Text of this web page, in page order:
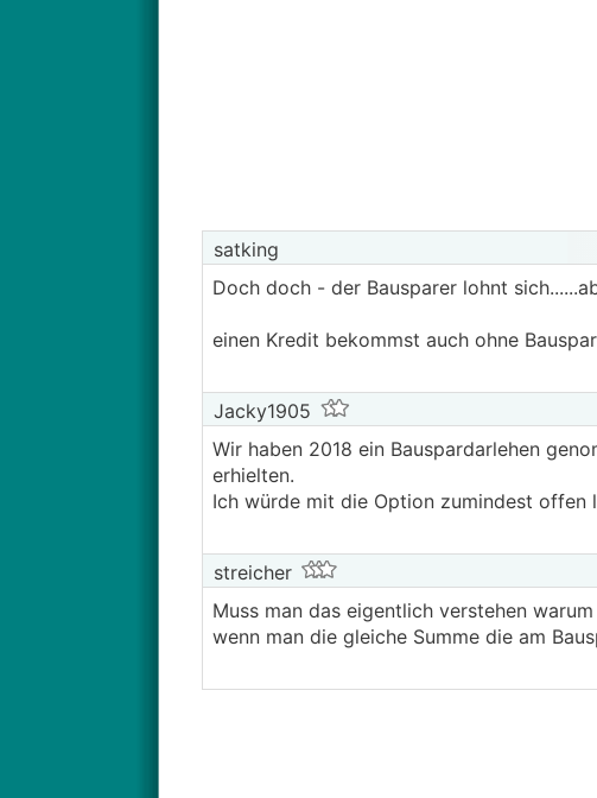
satking
Doch doch - der Bausparer lohnt
einen Kredit bekommst auch ohne
Jacky1905
Wir haben 2018 ein Bauspardarlehen
erhielten.
Ich würde mit die Option zumindest offen
streicher
Muss man das eigentlich verstehen
wenn man die gleiche Summe die am